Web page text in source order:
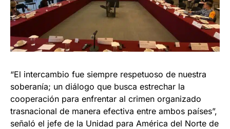
“El intercambio fue siempre respetuoso de nuestra
soberanía; un diálogo que busca estrechar la
cooperación para enfrentar al crimen organizado
trasnacional de manera efectiva entre ambos países”,
señaló el jefe de la Unidad para América del Norte de